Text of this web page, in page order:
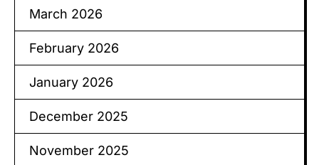
March 2026
February 2026
January 2026
December 2025
November 2025